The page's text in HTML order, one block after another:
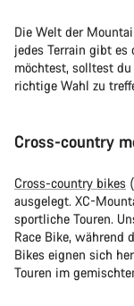
Die Welt der
jedes Terrain gibt es
möchtest, solltest
richtige Wahl zu
Cross-country
Cross-country bikes
ausgelegt. XC-
sportliche Touren.
Race Bike, während
Bikes eignen sich
Touren im